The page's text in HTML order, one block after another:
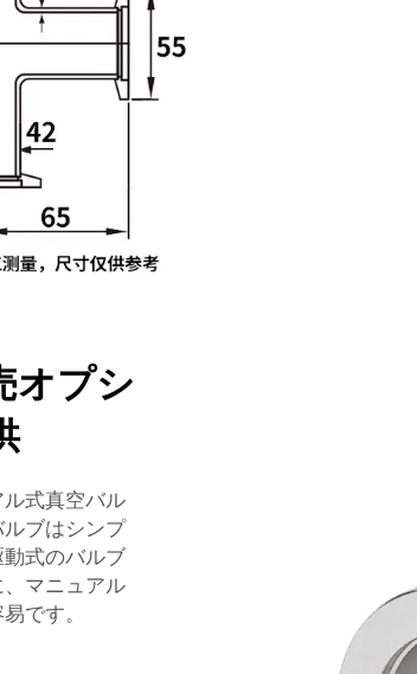
オプシ
式真空バル
ブはシンプ
式のバルブ
マニュアル
です。